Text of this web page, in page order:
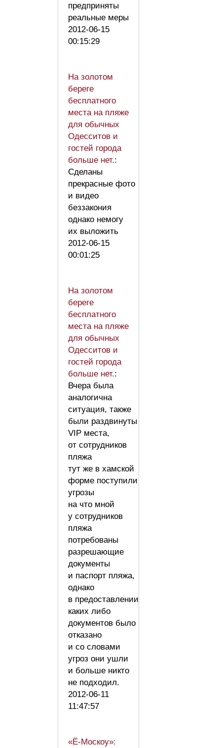
предприняты
реальные меры
2012-06-15
00:15:29
На золотом
береге
бесплатного
места на пляже
для обычных
Одесситов и
гостей города
больше нет.:
Сделаны
прекрасные фото
и видео
беззакония
однако немогу
их выложить
2012-06-15
00:01:25
На золотом
береге
бесплатного
места на пляже
для обычных
Одесситов и
гостей города
больше нет.:
Вчера была
аналогична
ситуация, также
были раздвинуты
VIP места,
от сотрудников
пляжа
тут же в хамской
форме поступили
угрозы
на что мной
у сотрудников
пляжа
потребованы
разрешающие
документы
и паспорт пляжа,
однако
в предоставлении
каких либо
документов было
отказано
и со словами
угроз они ушли
и больше никто
не подходил.
2012-06-11
11:47:57
«Ё-Москоу»: